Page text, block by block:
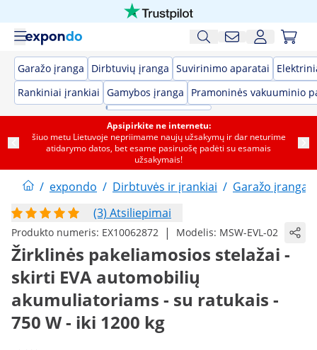
Garažo įranga Dirbtuvių įranga Suvirinimo aparatai
Rankiniai įrankiai Gamybos įranga Pramoninės vakuuminio
Apsipirkite ne internetu:
šiuo metu Lietuvoje nepriimame naujų užsakymų ir dar neturime
atidarymo datos, bet esame pasiruošę padėti su esamais
užsakymais!
/ expondo / Dirbtuvės ir įrankiai / Garažo įranga
(3) Atsiliepimai
Produkto numeris: EX10062872 | Modelis: MSW-EVL-02
Žirklinės pakeliamosios stelažai -
skirti EVA automobilių
akumuliatoriams - su ratukais -
750 W - iki 1200 kg